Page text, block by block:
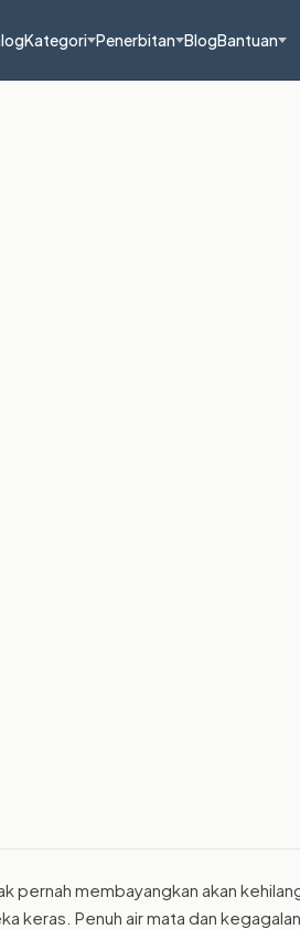
Kategori Penerbitan BlogBantuan
pernah membayangkan akan
keras. Penuh air mata dan